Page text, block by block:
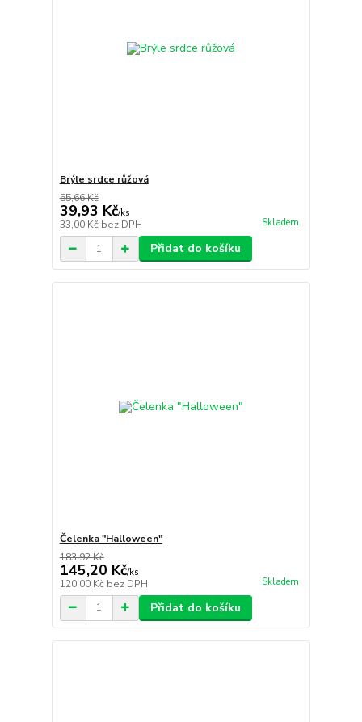
Brýle srdce růžová
55,66 Kč
39,93 Kč/ks
33,00 Kč bez DPH Skladem
Přidat do košíku
Čelenka "Halloween"
183,92 Kč
145,20 Kč/ks
120,00 Kč bez DPH Skladem
Přidat do košíku